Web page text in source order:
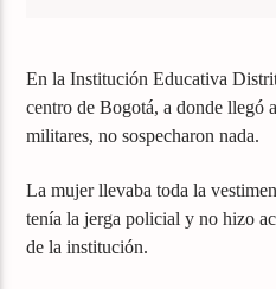
En la Institución Educativa
centro de Bogotá, a donde llegó
militares, no sospecharon nada.
La mujer llevaba toda la
tenía la jerga policial y no hizo
de la institución.